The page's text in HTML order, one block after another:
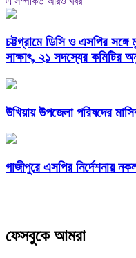
চট্টগ্রামে ডিসি ও এসপির
সাক্ষাৎ, ২১ সদস্যের কমিটির
উখিয়ায় উপজেলা পরিষদের
গাজীপুরে এসপির নির্দেশনায়
ফেসবুকে আমরা